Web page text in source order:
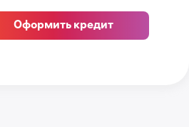
Оформить кредит